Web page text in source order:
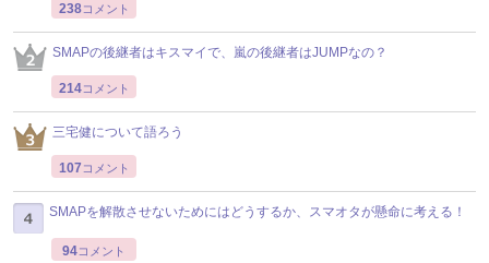
238コメント
SMAPの後継者はキスマイで、嵐の後継者はJUMPなの？
214コメント
三宅健について語ろう
107 コメント
SMAPを解散させないためにはどうするか、スマオタが懸命に考える！
94コメント